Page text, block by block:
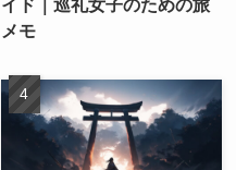
メモ